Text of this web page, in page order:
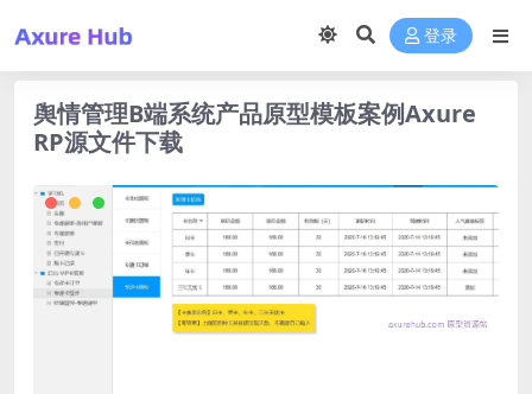
登录
舆情管理B端系统产品原型模板案例Axure
RP源文件下载